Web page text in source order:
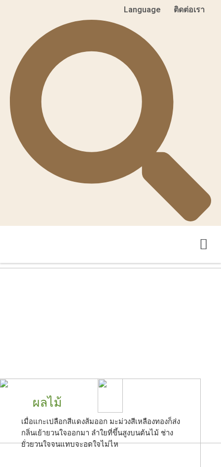
Language ติดต่อเรา
ผลไม้
เมื่อแกะเปลือกสีแดงส้มออก มะม่วงสีเหลืองทองก็ส่ง
กลิ่นเย้ายวนใจออกมา ลำใยที่ขึ้นสูงบนต้นไม้ ช่าง
ยั่วยวนใจจนแทบจะอดใจไม่ไห